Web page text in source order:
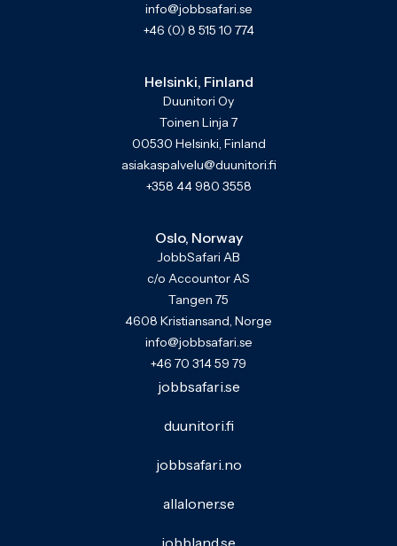
info@jobbsafari.se
+46 (0) 8 515 10 774
Helsinki, Finland
Duunitori Oy
Toinen Linja 7
00530 Helsinki, Finland
asiakaspalvelu@duunitori.fi
+358 44 980 3558
Oslo, Norway
JobbSafari AB
c/o Accountor AS
Tangen 75
4608 Kristiansand, Norge
info@jobbsafari.se
+46 70 314 59 79
jobbsafari.se
duunitori.fi
jobbsafari.no
allaloner.se
jobbland.se